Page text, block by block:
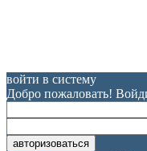
войти в систему
Добро пожаловать!